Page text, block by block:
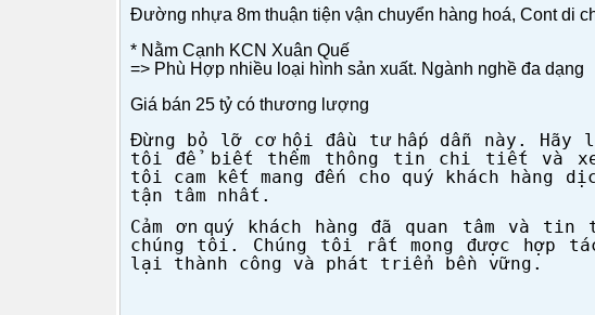
Đường nhựa 8m thuận tiện vận chuyển hàng hoá, Cont di
* Nằm Cạnh KCN Xuân Quế
=> Phù Hợp nhiều loại hình sản xuất. Ngành nghề đa dạng
Giá bán 25 tỷ có thương lượng
Đừng bỏ lỡ cơ hội đầu tư hấp dẫn này. Hãy
tôiđể biết thêm thông tin chi tiết và
tôi cam kết mangđến cho quý khách hàng d
tận tâm nhất.
Cảm ơn quý khách hàngđã quan tâm và tin
chúng tôi. Chúng tôi rất mongđược hợp t
lại thành công và phát triển bền vững.